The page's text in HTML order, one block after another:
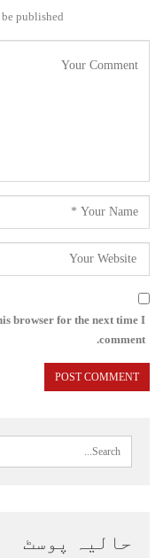
published.
browser for the next time I
comment.
حالیہ پوسٹ